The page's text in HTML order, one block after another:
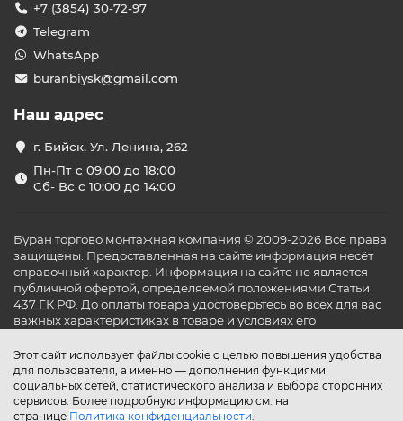
Этот сайт использует файлы cookie с целью повышения удобства
для пользователя, а именно — дополнения функциями
социальных сетей, статистического анализа и выбора сторонних
сервисов. Более подробную информацию см. на
странице Политика конфиденциальности.
+7 (3854) 30-72-97
Telegram
WhatsApp
buranbiysk@gmail.com
Наш адрес
г. Бийск, Ул. Ленина, 262
Пн-Пт с 09:00 до 18:00
Сб- Вс с 10:00 до 14:00
Буран торгово монтажная компания © 2009-2026 Все права
защищены. Предоставленная на сайте информация несёт
справочный характер. Информация на сайте не является
публичной офертой, определяемой положениями Статьи
437 ГК РФ. До оплаты товара удостоверьтесь во всех для вас
важных характеристиках в товаре и условиях его